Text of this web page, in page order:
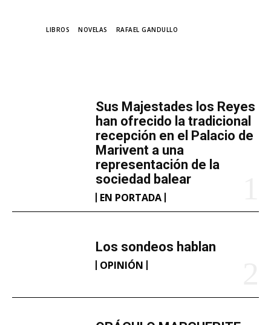
​Sus Majestades los Reyes
han ofrecido la tradicional
recepción en el Palacio de
Marivent​ a una
representación de la
sociedad balear
EN PORTADA
Los sondeos hablan
OPINIÓN
LIBROS NOVELAS RAFAEL GANDULLO